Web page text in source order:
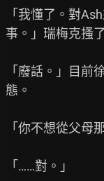
「我懂了。對
事。」瑞梅克搔
「廢話。」目前
態。
「你不想從父母
「……對。」